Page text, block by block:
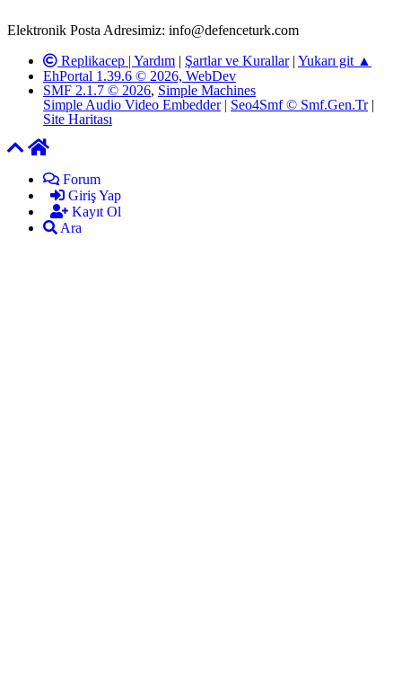
Elektronik Posta Adresimiz: info@defenceturk.com
Replikacep | Yardım | Şartlar ve Kurallar| Yukarı git ▲
EhPortal 1.39.6 © 2026, WebDev
SMF 2.1.7 © 2026, Simple Machines
Simple Audio Video Embedder | Seo4Smf © Smf.Gen.Tr|
Site Haritası
Forum
Giriş Yap
Kayıt Ol
Ara